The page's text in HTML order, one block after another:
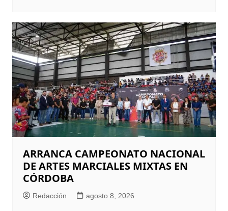
ARRANCA CAMPEONATO NACIONAL
DE ARTES MARCIALES MIXTAS EN
CÓRDOBA
Redacción agosto 8, 2026